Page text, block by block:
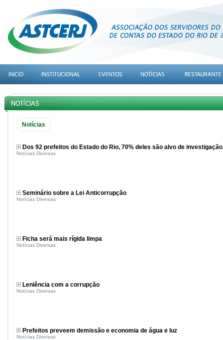
Notícias
Dos 92 prefeitos do Estado do Rio, 70% deles são alvo de
Notícias Diversas
Seminário sobre a Lei Anticorrupção
Notícias Diversas
Ficha será mais rígida limpa
Notícias Diversas
Leniência com a corrupção
Notícias Diversas
Prefeitos preveem demissão e economia de água e luz
Notícias Diversas